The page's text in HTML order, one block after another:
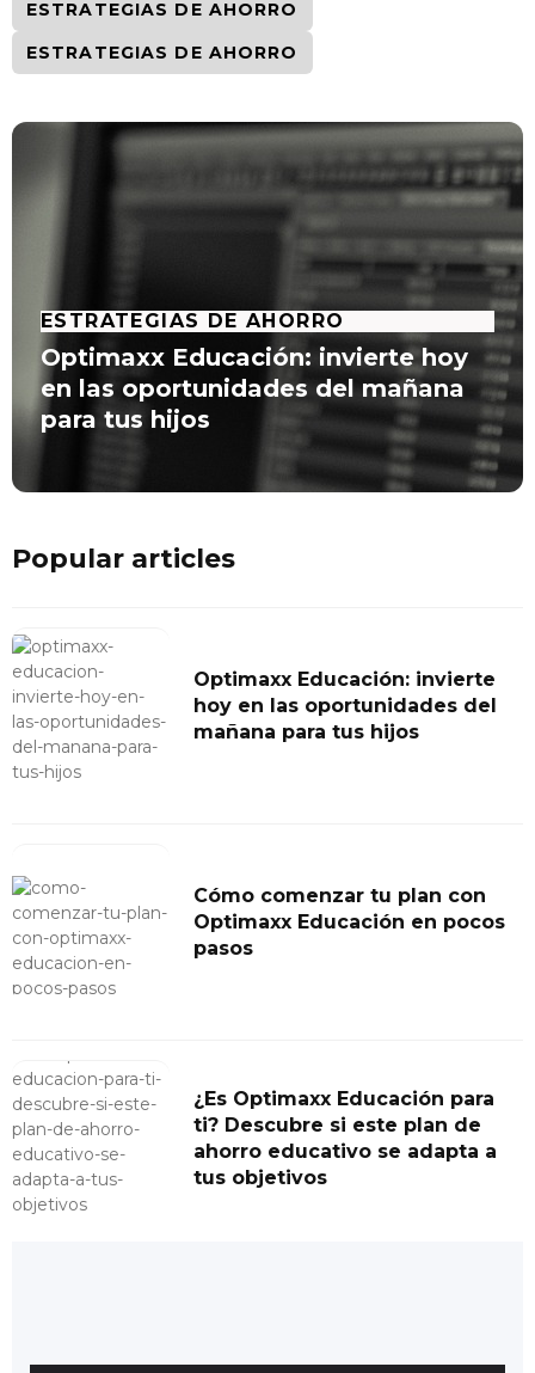
ESTRATEGIAS DE AHORRO
ESTRATEGIAS DE AHORRO
ESTRATEGIAS DE AHORRO
Optimaxx Educación: invierte hoy
en las oportunidades del mañana
para tus hijos
Popular articles
Optimaxx Educación: invierte
hoy en las oportunidades del
mañana para tus hijos
Cómo comenzar tu plan con
Optimaxx Educación en pocos
pasos
¿Es Optimaxx Educación para
ti? Descubre si este plan de
ahorro educativo se adapta a
tus objetivos